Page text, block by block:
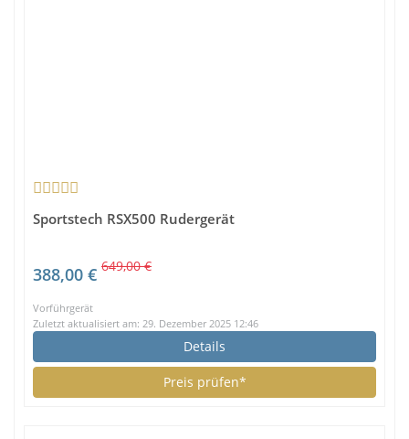
Sportstech RSX500 Rudergerät
388,00 € 649,00 €
Vorführgerät
Zuletzt aktualisiert am: 29. Dezember 2025 12:46
Details
Preis prüfen*